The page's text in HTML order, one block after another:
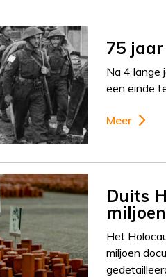
75
Na 4 lange
een einde
Meer
Duits
Het
miljoen